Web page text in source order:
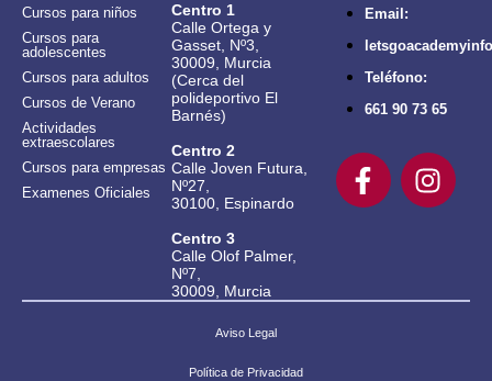
Cursos para niños
Cursos para
adolescentes
Cursos para adultos
Cursos de Verano
Actividades
extraescolares
Cursos para empresas
Examenes Oficiales
Centro 1
Calle Ortega y
Gasset, Nº3,
30009, Murcia
(Cerca del
polideportivo El
Barnés)
Centro 2
Calle Joven Futura,
Nº27,
30100, Espinardo
Centro 3
Calle Olof Palmer,
Nº7,
30009, Murcia
Email:
Teléfono:
661 90 73 65
Aviso Legal
Política de Privacidad